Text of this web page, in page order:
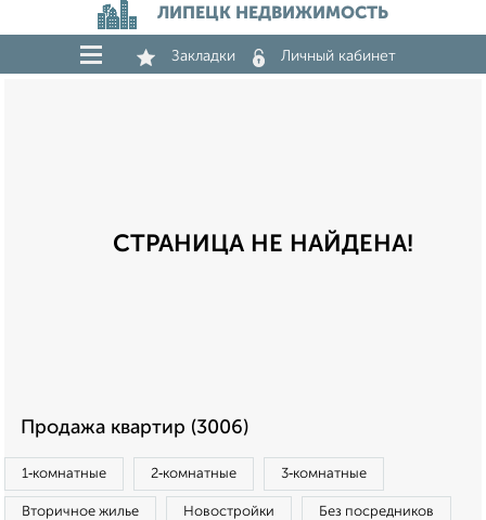
ЛИПЕЦК НЕДВИЖИМОСТЬ
Закладки Личный кабинет
СТРАНИЦА НЕ НАЙДЕНА!
Продажа квартир (3006)
1‑комнатные 2‑комнатные 3‑комнатные
Вторичное жилье Новостройки Без посредников